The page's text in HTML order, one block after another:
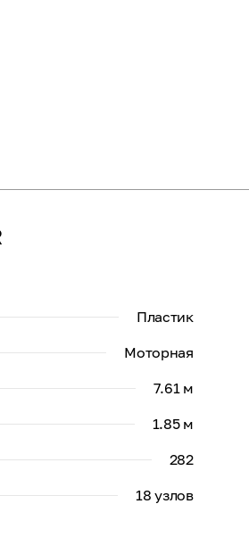
Пластик
Моторная
7.61 м
1.85 м
282
18 узлов